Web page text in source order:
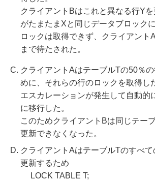
クライアントBはこれと異なる行Y
がたまたまXと同じデータブロック
ロックは取得できず、クライアント
まで待たされた。
クライアントAはテーブルTの50％
めに、それらの行のロックを取得し
エスカレーションが発生して自動的
に移行した。
このためクライアントBは同じテー
更新できなくなった。
クライアントAはテーブルTのすべ
更新するため
LOCK TABLE T;